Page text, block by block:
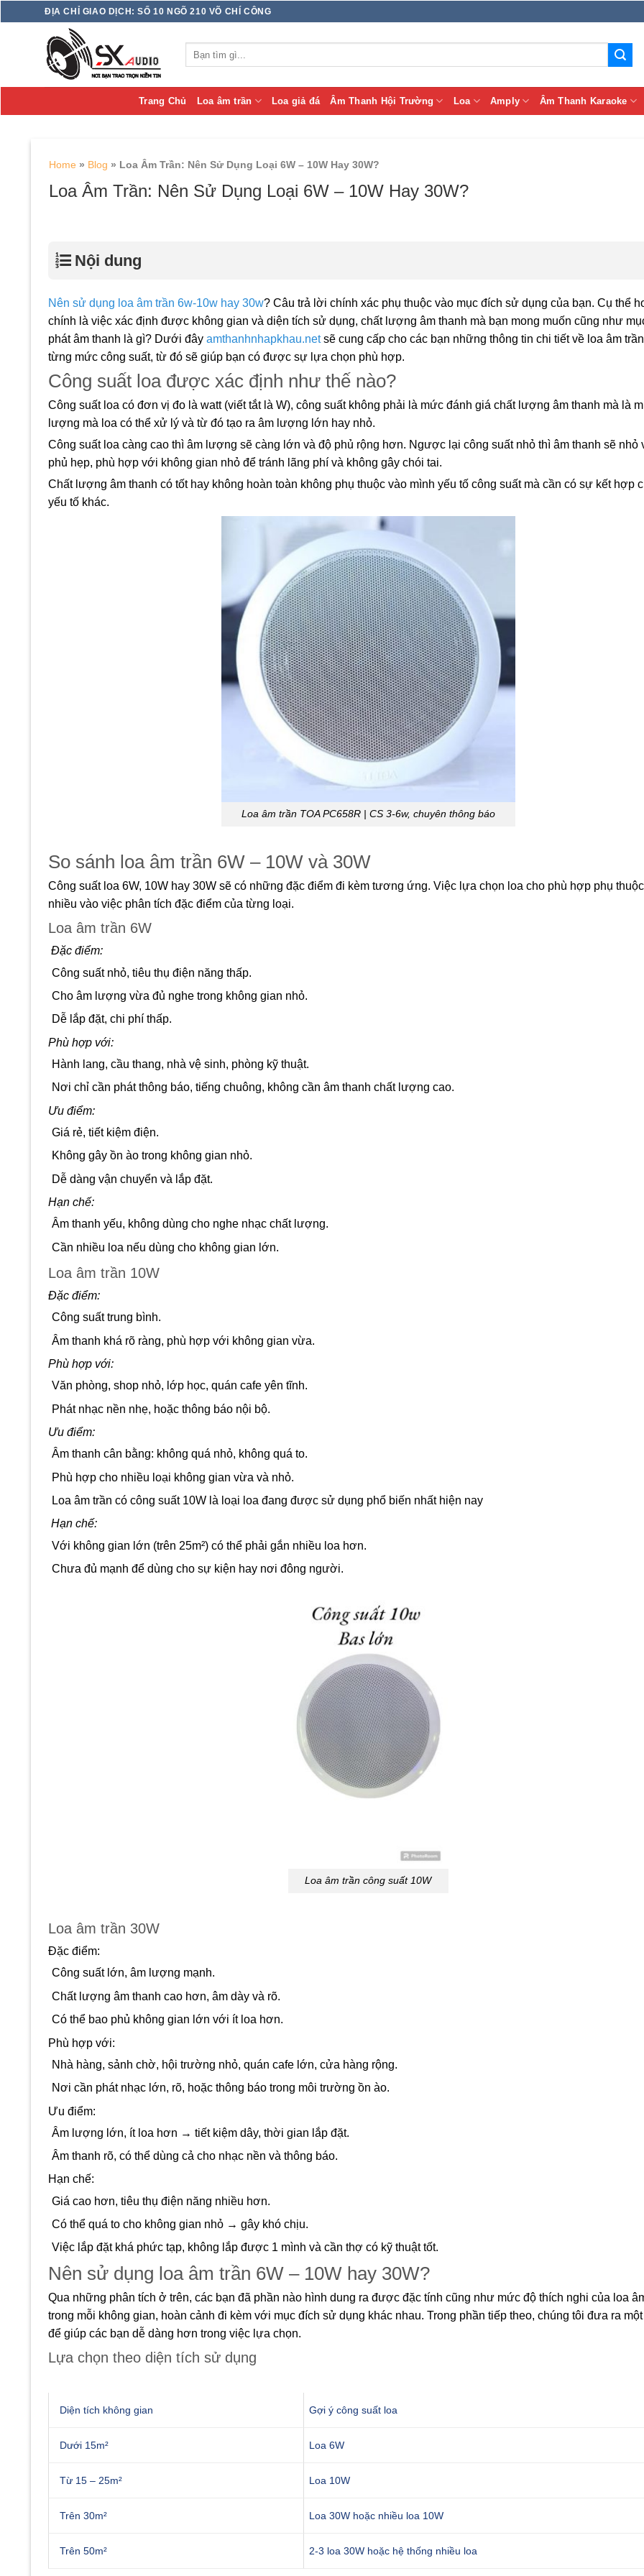
to
ĐỊA CHỈ GIAO DỊCH: SỐ 10 NGÕ 210 VÕ CHÍ CÔNG
kiếm:
Trang Chủ Loa âm trần Loa giả đá Âm Thanh Hội Trường Loa Amply Âm Thanh Karaoke
Home » Blog » Loa Âm Trần: Nên Sử Dụng Loại 6W – 10W Hay 30W?
Loa Âm Trần: Nên Sử Dụng Loại 6W – 10W Hay 30W?
Nội dung
Nên sử dụng loa âm trần 6w-10w hay 30w? Câu trả lời chính xác phụ thuộc vào mục đích sử dụng của bạn. Cụ thể
chính là việc xác định được không gian và diện tích sử dụng, chất lượng âm thanh mà bạn mong muốn cũng như
phát âm thanh là gì? Dưới đây amthanhnhapkhau.netsẽ cung cấp cho các bạn những thông tin chi tiết về loa âm
từng mức công suất, từ đó sẽ giúp bạn có được sự lựa chọn phù hợp.
Công suất loa được xác định như thế nào?
Công suất loa có đơn vị đo là watt (viết tắt là W), công suất không phải là mức đánh giá chất lượng âm thanh mà là
lượng mà loa có thể xử lý và từ đó tạo ra âm lượng lớn hay nhỏ.
Công suất loa càng cao thì âm lượng sẽ càng lớn và độ phủ rộng hơn. Ngược lại công suất nhỏ thì âm thanh sẽ nhỏ
phủ hẹp, phù hợp với không gian nhỏ để tránh lãng phí và không gây chói tai.
Chất lượng âm thanh có tốt hay không hoàn toàn không phụ thuộc vào mình yếu tố công suất mà cần có sự kết hợp
yếu tố khác.
Loa âm trần TOA PC658R | CS 3-6w, chuyên thông báo
So sánh loa âm trần 6W – 10W và 30W
Công suất loa 6W, 10W hay 30W sẽ có những đặc điểm đi kèm tương ứng. Việc lựa chọn loa cho phù hợp phụ
nhiều vào việc phân tích đặc điểm của từng loại.
Loa âm trần 6W
Đặc điểm:
Công suất nhỏ, tiêu thụ điện năng thấp.
Cho âm lượng vừa đủ nghe trong không gian nhỏ.
Dễ lắp đặt, chi phí thấp.
Phù hợp với:
Hành lang, cầu thang, nhà vệ sinh, phòng kỹ thuật.
Nơi chỉ cần phát thông báo, tiếng chuông, không cần âm thanh chất lượng cao.
Ưu điểm:
Giá rẻ, tiết kiệm điện.
Không gây ồn ào trong không gian nhỏ.
Dễ dàng vận chuyển và lắp đặt.
Hạn chế:
Âm thanh yếu, không dùng cho nghe nhạc chất lượng.
Cần nhiều loa nếu dùng cho không gian lớn.
Loa âm trần 10W
Đặc điểm:
Công suất trung bình.
Âm thanh khá rõ ràng, phù hợp với không gian vừa.
Phù hợp với:
Văn phòng, shop nhỏ, lớp học, quán cafe yên tĩnh.
Phát nhạc nền nhẹ, hoặc thông báo nội bộ.
Ưu điểm:
Âm thanh cân bằng: không quá nhỏ, không quá to.
Phù hợp cho nhiều loại không gian vừa và nhỏ.
Loa âm trần có công suất 10W là loại loa đang được sử dụng phổ biến nhất hiện nay
Hạn chế:
Với không gian lớn (trên 25m²) có thể phải gắn nhiều loa hơn.
Chưa đủ mạnh để dùng cho sự kiện hay nơi đông người.
Loa âm trần công suất 10W
Loa âm trần 30W
Đặc điểm:
Công suất lớn, âm lượng mạnh.
Chất lượng âm thanh cao hơn, âm dày và rõ.
Có thể bao phủ không gian lớn với ít loa hơn.
Phù hợp với:
Nhà hàng, sảnh chờ, hội trường nhỏ, quán cafe lớn, cửa hàng rộng.
Nơi cần phát nhạc lớn, rõ, hoặc thông báo trong môi trường ồn ào.
Ưu điểm:
Âm lượng lớn, ít loa hơn → tiết kiệm dây, thời gian lắp đặt.
Âm thanh rõ, có thể dùng cả cho nhạc nền và thông báo.
Hạn chế:
Giá cao hơn, tiêu thụ điện năng nhiều hơn.
Có thể quá to cho không gian nhỏ → gây khó chịu.
Việc lắp đặt khá phức tạp, không lắp được 1 mình và cần thợ có kỹ thuật tốt.
Nên sử dụng loa âm trần 6W – 10W hay 30W?
Qua những phân tích ở trên, các bạn đã phần nào hình dung ra được đặc tính cũng như mức độ thích nghi của loa
trong mỗi không gian, hoàn cảnh đi kèm với mục đích sử dụng khác nhau. Trong phần tiếp theo, chúng tôi đưa ra
để giúp các bạn dễ dàng hơn trong việc lựa chọn.
Lựa chọn theo diện tích sử dụng
Diện tích không gian Gợi ý công suất loa
Dưới 15m² Loa 6W
Từ 15 – 25m² Loa 10W
Trên 30m² Loa 30W hoặc nhiều loa 10W
Trên 50m² 2-3 loa 30W hoặc hệ thống nhiều loa